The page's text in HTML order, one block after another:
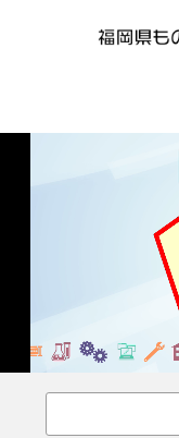
Unmute Loaded
: